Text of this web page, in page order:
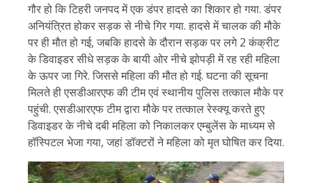
गौर हो कि टिहरी जनपद में एक डंपर हादसे का शिकार हो गया. डंपर
अनियंत्रित होकर सड़क से नीचे गिर गया. हादसे में चालक की मौके
पर ही मौत हो गई, जबकि हादसे के दौरान सड़क पर लगे 2 कंक्रीट
के डिवाइडर सीधे सड़क के बायी ओर नीचे झोपड़ी में रह रही महिला
के ऊपर जा गिरे. जिससे महिला की मौत हो गई. घटना की सूचना
मिलते ही एसडीआरएफ की टीम एवं स्थानीय पुलिस तत्काल मौके पर
पहुंची. एसडीआरएफ टीम द्वारा मौके पर तत्काल रेस्क्यू करते हुए
डिवाइडर के नीचे दबी महिला को निकालकर एम्बुलेंस के माध्यम से
हॉस्पिटल भेजा गया, जहां डॉक्टरों ने महिला को मृत घोषित कर दिया.